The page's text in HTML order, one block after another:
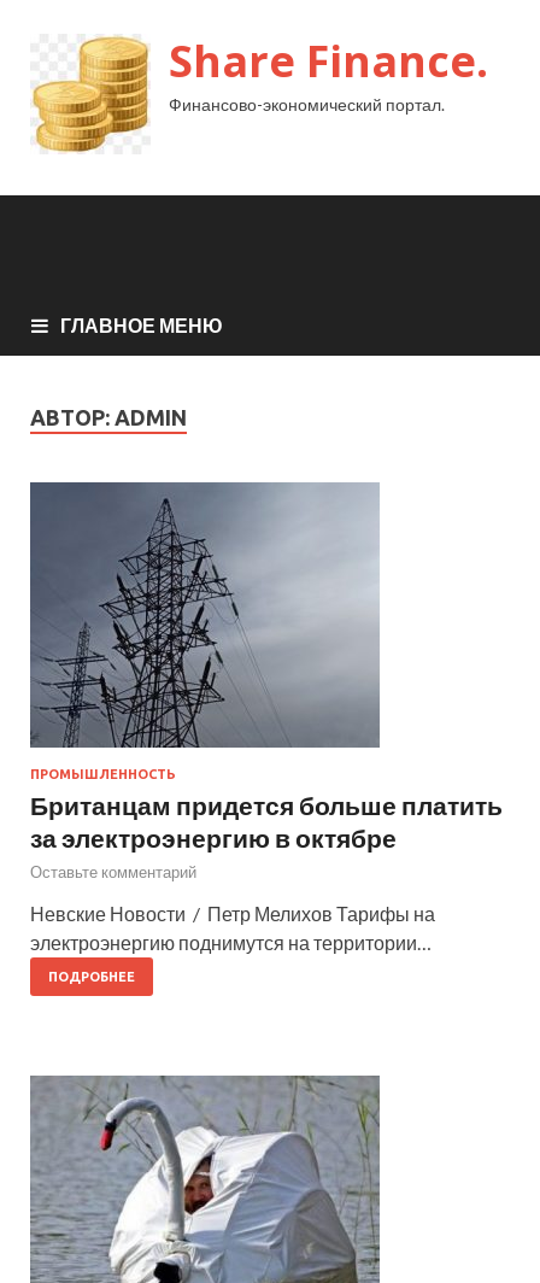
Share Finance.
Финансово-экономический портал.
ГЛАВНОЕ МЕНЮ
АВТОР: ADMIN
ПРОМЫШЛЕННОСТЬ
Британцам придется больше платить
за электроэнергию в октябре
Оставьте комментарий
Невские Новости / Петр Мелихов Тарифы на
электроэнергию поднимутся на территории…
ПОДРОБНЕЕ